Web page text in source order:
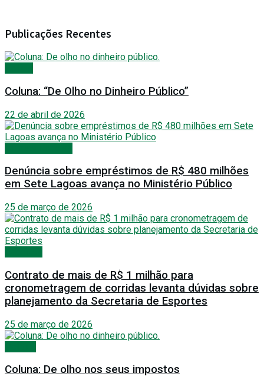
Publicações Recentes
Coluna: “De Olho no Dinheiro Público”
22 de abril de 2026
Denúncia sobre empréstimos de R$ 480 milhões
em Sete Lagoas avança no Ministério Público
25 de março de 2026
Contrato de mais de R$ 1 milhão para
cronometragem de corridas levanta dúvidas sobre
planejamento da Secretaria de Esportes
25 de março de 2026
Coluna: De olho nos seus impostos